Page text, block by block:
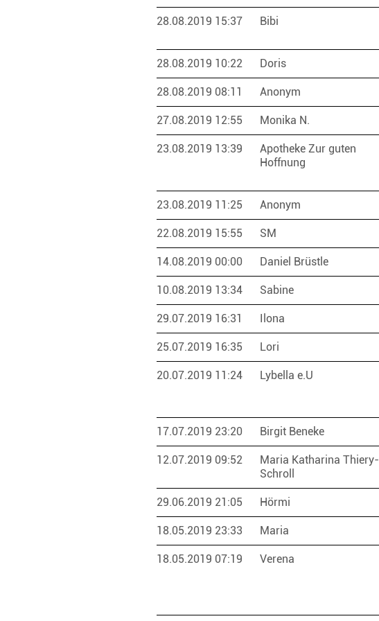
28.08.2019 15:37 Bibi
28.08.2019 10:22 Doris
28.08.2019 08:11 Anonym
27.08.2019 12:55 Monika N.
23.08.2019 13:39
Apotheke Zur guten
Hoffnung
23.08.2019 11:25 Anonym
22.08.2019 15:55 SM
14.08.2019 00:00 Daniel Brüstle
10.08.2019 13:34 Sabine
29.07.2019 16:31 Ilona
25.07.2019 16:35 Lori
20.07.2019 11:24 Lybella e.U
17.07.2019 23:20 Birgit Beneke
12.07.2019 09:52
Maria Katharina Thiery-
Schroll
29.06.2019 21:05 Hörmi
18.05.2019 23:33 Maria
18.05.2019 07:19 Verena